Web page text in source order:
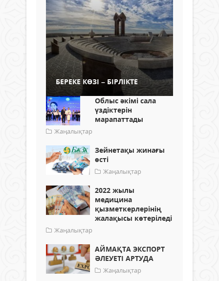
БЕРЕКЕ КӨЗІ – БІРЛІКТЕ
Облыс әкімі сала
үздіктерін
марапаттады
Жаңалықтар
Зейнетақы жинағы
өсті
Жаңалықтар
2022 жылы
медицина
қызметкерлерінің
жалақысы көтеріледі
Жаңалықтар
АЙМАҚТА ЭКСПОРТ
ӘЛЕУЕТІ АРТУДА
Жаңалықтар